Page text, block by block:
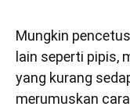
Mungkin
lain seperti pipis,
yang kurang
merumuskan